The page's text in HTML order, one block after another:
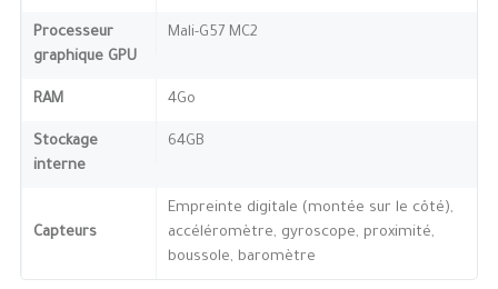
Processeur
graphique GPU
Mali-G57 MC2
RAM 4Go
Stockage
interne
64GB
Capteurs
Empreinte digitale (montée sur le côté),
accéléromètre, gyroscope, proximité,
boussole, baromètre